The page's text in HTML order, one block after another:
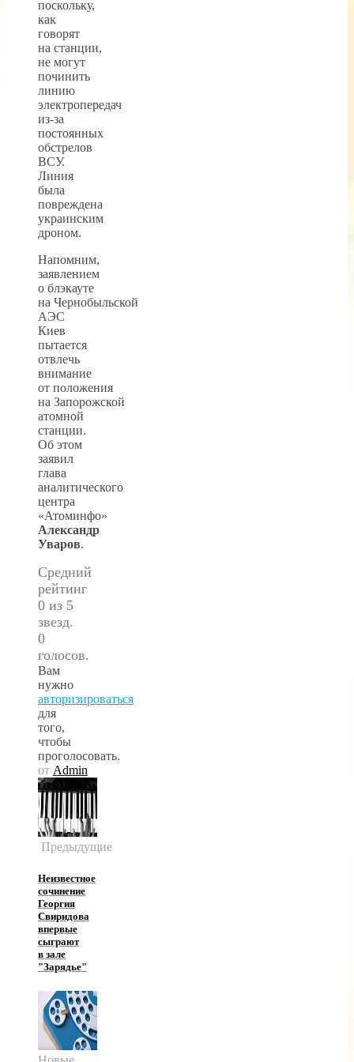
поскольку,
как
говорят
на станции,
не могут
починить
линию
электропередач
из-за
постоянных
обстрелов
ВСУ.
Линия
была
повреждена
украинским
дроном.
Напомним,
заявлением
о блэкауте
на Чернобыльской
АЭС
Киев
пытается
отвлечь
внимание
от положения
на Запорожской
атомной
станции.
Об этом
заявил
глава
аналитического
центра
«Атоминфо»
Александр
Уваров.
Средний
рейтинг
0 из 5
звезд.
0
голосов.
Вам
нужно
авторизироваться
для
того,
чтобы
проголосовать.
от Admin
Предыдущие
Неизвестное
сочинение
Георгия
Свиридова
впервые
сыграют
в зале
"Зарядье"